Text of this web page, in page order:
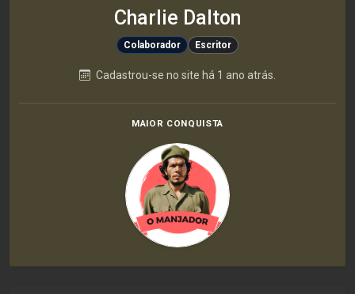
Charlie Dalton
Colaborador Escritor
Cadastrou-se no site há 1 ano atrás.
MAIOR CONQUISTA